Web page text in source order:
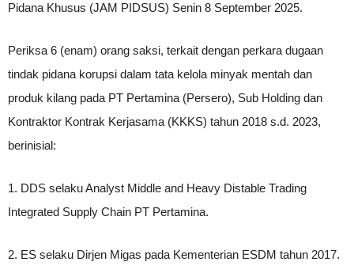
Pidana Khusus (JAM PIDSUS) Senin 8 September 2025.
Periksa 6 (enam) orang saksi, terkait dengan perkara dugaan
tindak pidana korupsi dalam tata kelola minyak mentah dan
produk kilang pada PT Pertamina (Persero), Sub Holding dan
Kontraktor Kontrak Kerjasama (KKKS) tahun 2018 s.d. 2023,
berinisial:
1. DDS selaku Analyst Middle and Heavy Distable Trading
Integrated Supply Chain PT Pertamina.
2. ES selaku Dirjen Migas pada Kementerian ESDM tahun 2017.